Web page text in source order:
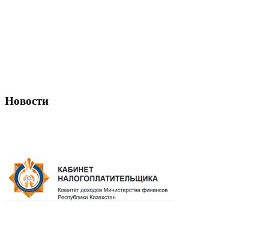
Новости